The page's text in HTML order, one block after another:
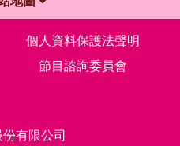
個人資料保護法聲明
節目諮詢委員會
有限公司